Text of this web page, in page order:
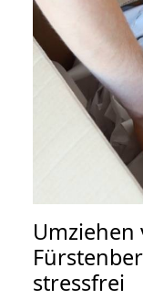
Umziehen
stressfrei